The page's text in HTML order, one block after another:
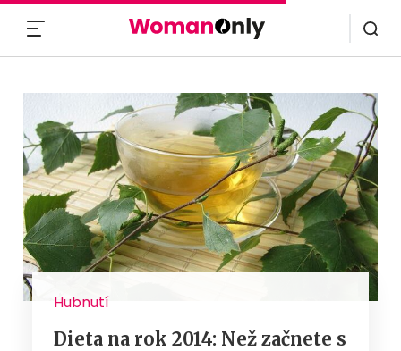
Hubnutí
Dieta na rok 2014: Než začnete s